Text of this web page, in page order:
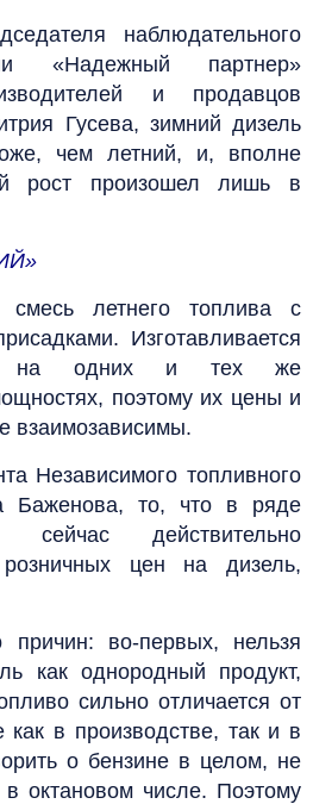
наблюдательного
«Надежный партнер»
и продавцов
Гусева, зимний дизель
чем летний, и, вполне
рост произошел лишь в
летнего топлива с
Изготавливается
на одних и тех же
поэтому их цены и
взаимозависимы.
Независимого топливного
Баженова, то, что в ряде
сейчас действительно
цен на дизель,
во-первых, нельзя
как однородный продукт,
сильно отличается от
как в производстве, так и в
о бензине в целом, не
октановом числе. Поэтому